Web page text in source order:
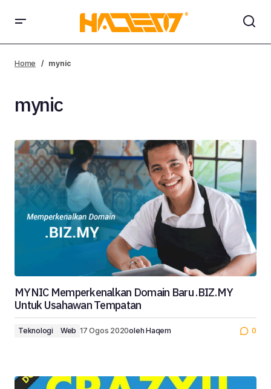
Home mynic
mynic
MYNIC Memperkenalkan Domain Baru .BIZ.MY
Untuk Usahawan Tempatan
Teknologi Web 17 Ogos 2020oleh Haqem 0